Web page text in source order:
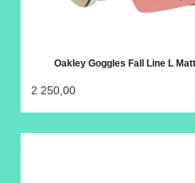
Oakley Goggles Fall Line L
2 250,00